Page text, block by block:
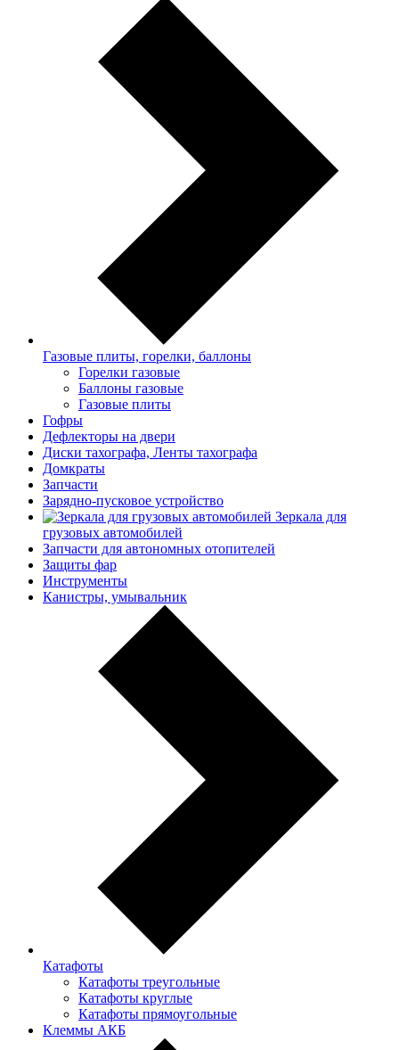
Газовые плиты, горелки, баллоны
Горелки газовые
Баллоны газовые
Газовые плиты
Гофры
Дефлекторы на двери
Диски тахографа, Ленты тахографа
Домкраты
Запчасти
Зарядно-пусковое устройство
Зеркала для
грузовых автомобилей
Запчасти для автономных отопителей
Защиты фар
Инструменты
Канистры, умывальник
Катафоты
Катафоты треугольные
Катафоты круглые
Катафоты прямоугольные
Клеммы АКБ